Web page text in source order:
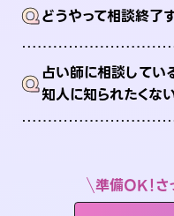
Qどうやって相談終了
Q占い師に相談してい
知人に知られたくな
準備OK！さ